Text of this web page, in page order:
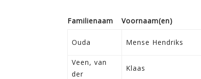
Familie­naam Voor­naam(en)
Ouda Mense Hendriks
Veen, van
der
Klaas